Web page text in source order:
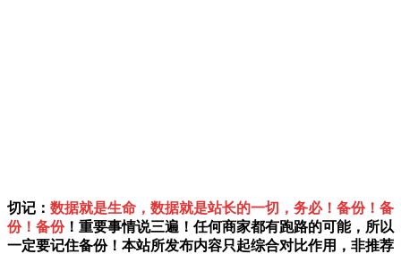
切记： 数据就是生命，数据就是站长的一切，务必！备份！备
份！备份！重要事情说三遍！任何商家都有跑路的可能，所以
一定要记住备份！本站所发布内容只起综合对比作用，非推荐